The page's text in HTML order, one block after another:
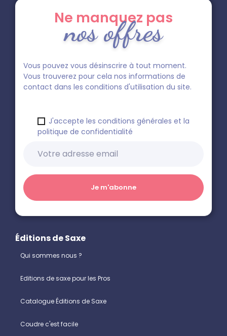
Ne manquez pas
nos offres
Vous pouvez vous désinscrire à tout moment.
Vous trouverez pour cela nos informations de
contact dans les conditions d'utilisation du site.
J'accepte les conditions générales et la
politique de confidentialité
Éditions de Saxe
Qui sommes nous ?
Editions de saxe pour les Pros
Catalogue Éditions de Saxe
Coudre c'est facile